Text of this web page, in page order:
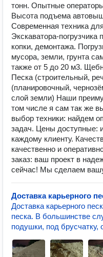
тонн. Опытные
Высота подъема
Современная техника
Экскаватора-
копки, демонтажа.
мусора, земли, грунта
также от 5 до 20 м3.
Песка (строительный,
(планировочный,
слой земли) Наши
том числе я сам так же
выбор техники: найдем
задач. Цены доступные:
каждому клиенту.
качественно и
заказ: ваш проект в
сейчас! Мы сделаем
Доставка карьерного
Доставка карьерного
песка. В большинстве
подушки, под брусчатку,